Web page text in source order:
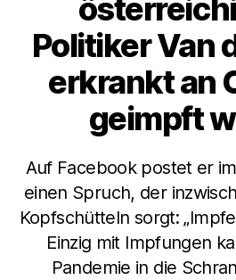
Politiker Van
erkrankt an
geimpft
Auf Facebook postet er
einen Spruch, der
Kopfschütteln sorgt:
Einzig mit Impfungen
Pandemie in die